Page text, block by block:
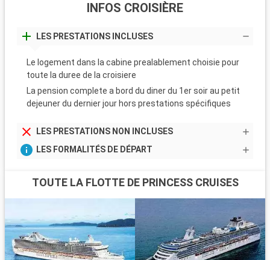
INFOS CROISIÈRE
LES PRESTATIONS INCLUSES
Le logement dans la cabine prealablement choisie pour
toute la duree de la croisiere
La pension complete a bord du diner du 1er soir au petit
dejeuner du dernier jour hors prestations spécifiques
LES PRESTATIONS NON INCLUSES
LES FORMALITÉS DE DÉPART
TOUTE LA FLOTTE DE PRINCESS CRUISES